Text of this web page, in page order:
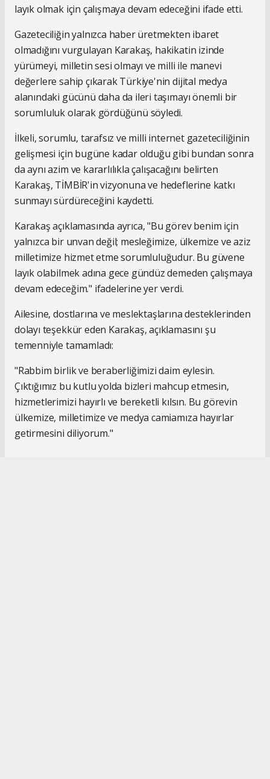
layık olmak için çalışmaya devam edeceğini ifade etti.
Gazeteciliğin yalnızca haber üretmekten ibaret
olmadığını vurgulayan Karakaş, hakikatin izinde
yürümeyi, milletin sesi olmayı ve milli ile manevi
değerlere sahip çıkarak Türkiye'nin dijital medya
alanındaki gücünü daha da ileri taşımayı önemli bir
sorumluluk olarak gördüğünü söyledi.
İlkeli, sorumlu, tarafsız ve milli internet gazeteciliğinin
gelişmesi için bugüne kadar olduğu gibi bundan sonra
da aynı azim ve kararlılıkla çalışacağını belirten
Karakaş, TİMBİR'in vizyonuna ve hedeflerine katkı
sunmayı sürdüreceğini kaydetti.
Karakaş açıklamasında ayrıca, "Bu görev benim için
yalnızca bir unvan değil; mesleğimize, ülkemize ve aziz
milletimize hizmet etme sorumluluğudur. Bu güvene
layık olabilmek adına gece gündüz demeden çalışmaya
devam edeceğim." ifadelerine yer verdi.
Ailesine, dostlarına ve meslektaşlarına desteklerinden
dolayı teşekkür eden Karakaş, açıklamasını şu
temenniyle tamamladı:
"Rabbim birlik ve beraberliğimizi daim eylesin.
Çıktığımız bu kutlu yolda bizleri mahcup etmesin,
hizmetlerimizi hayırlı ve bereketli kılsın. Bu görevin
ülkemize, milletimize ve medya camiamıza hayırlar
getirmesini diliyorum."